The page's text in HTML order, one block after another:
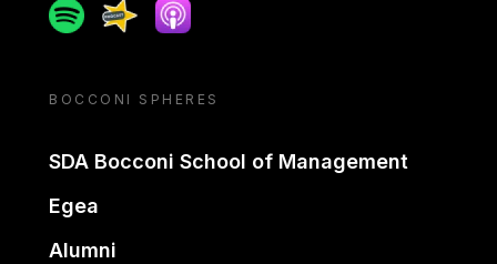
SpotifySpreakerApple podcast
BOCCONI SPHERES
SDA Bocconi School of Management
Egea
Alumni